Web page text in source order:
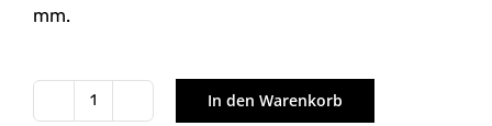
mm.
Kabelbinder
In den Warenkorb